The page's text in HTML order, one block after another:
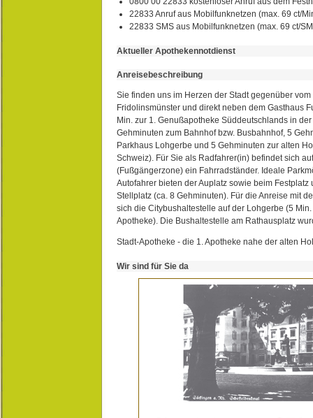
22833 Anruf aus Mobilfunknetzen (max. 69 ct/
22833 SMS aus Mobilfunknetzen (max. 69 ct/
Aktueller Apothekennotdienst
Anreisebeschreibung
Sie finden uns im Herzen der Stadt gegenüber
Fridolinsmünster und direkt neben dem Gasthaus
Min. zur 1. Genußapotheke Süddeutschlands in
Gehminuten zum Bahnhof bzw. Busbahnhof, 5
Parkhaus Lohgerbe und 5 Gehminuten zur alten
Schweiz). Für Sie als Radfahrer(in) befindet sich
(Fußgängerzone) ein Fahrradständer. Ideale
Autofahrer bieten der Auplatz sowie beim Festplatz
Stellplatz (ca. 8 Gehminuten). Für die Anreise mit
sich die Citybushaltestelle auf der Lohgerbe (5
Apotheke). Die Bushaltestelle am Rathausplatz
Stadt-Apotheke - die 1. Apotheke nahe der alten
Wir sind für Sie da